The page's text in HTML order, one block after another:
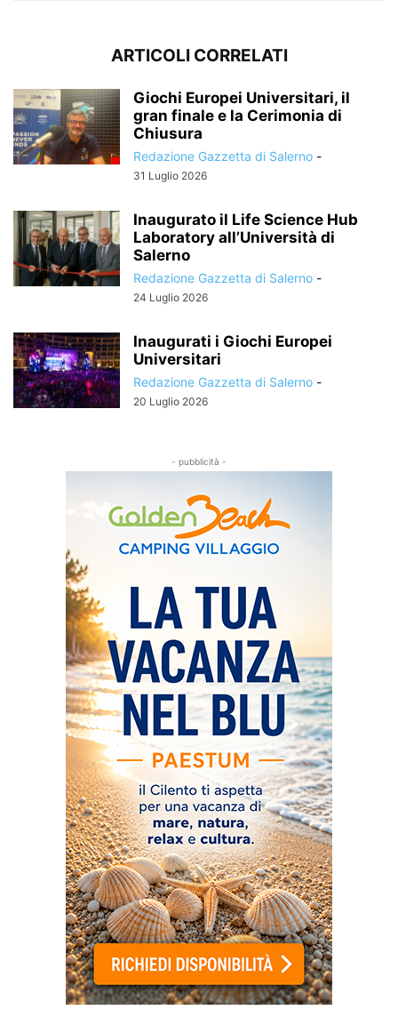
ARTICOLI CORRELATI
Giochi Europei Universitari, il
gran finale e la Cerimonia di
Chiusura
Redazione Gazzetta di Salerno -
31 Luglio 2026
Inaugurato il Life Science Hub
Laboratory all’Università di
Salerno
Redazione Gazzetta di Salerno -
24 Luglio 2026
Inaugurati i Giochi Europei
Universitari
Redazione Gazzetta di Salerno -
20 Luglio 2026
- pubblicità -